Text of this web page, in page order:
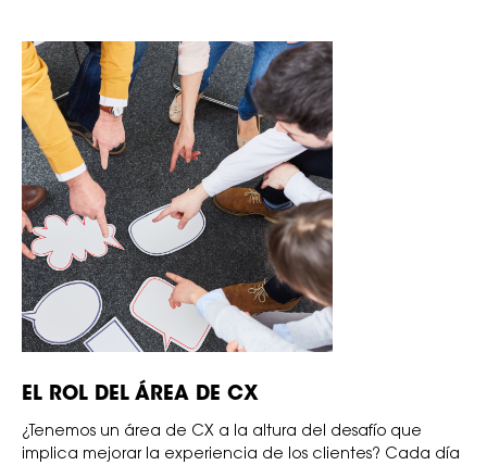
EL ROL DEL ÁREA DE CX
¿Tenemos un área de CX a la altura del desafío que
implica mejorar la experiencia de los clientes? Cada día